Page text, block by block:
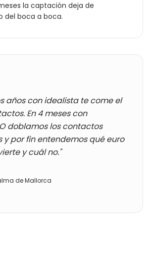
la captación deja de
del boca a boca.
años conidealista te come el
. En 4 meses con
doblamos los contactos
y por fin entendemos qué euro
y cuál no."
de Mallorca